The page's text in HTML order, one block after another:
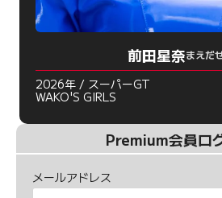
前田星奈まえだ
2026年 / スーパーGT
WAKO'S GIRLS
Premium会員ロ
メールアドレス